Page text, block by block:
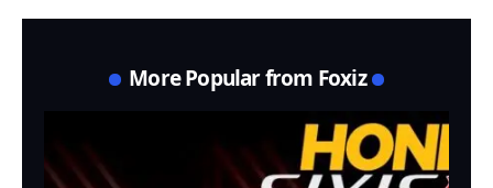
More Popular from Foxiz